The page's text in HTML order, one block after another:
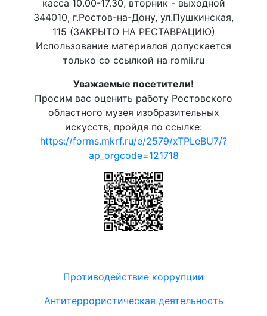
касса 10.00-17.30, вторник - выходной
344010, г.Ростов-на-Дону, ул.Пушкинская,
115 (ЗАКРЫТО НА РЕСТАВРАЦИЮ)
Использование материалов допускается
только со ссылкой на romii.ru
Уважаемые посетители!
Просим вас оценить работу Ростовского
областного музея изобразительных
искусств, пройдя по ссылке:
https://forms.mkrf.ru/e/2579/xTPLeBU7/?
ap_orgcode=121718
Противодействие коррупции
Антитеррористическая деятельность